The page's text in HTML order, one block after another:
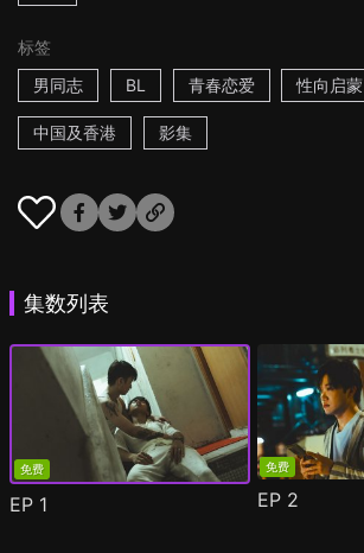
标签
男同志
BL 青春恋爱 性向启蒙
中国及香港 影集
集数列表
免费
EP 1
免费
EP 2